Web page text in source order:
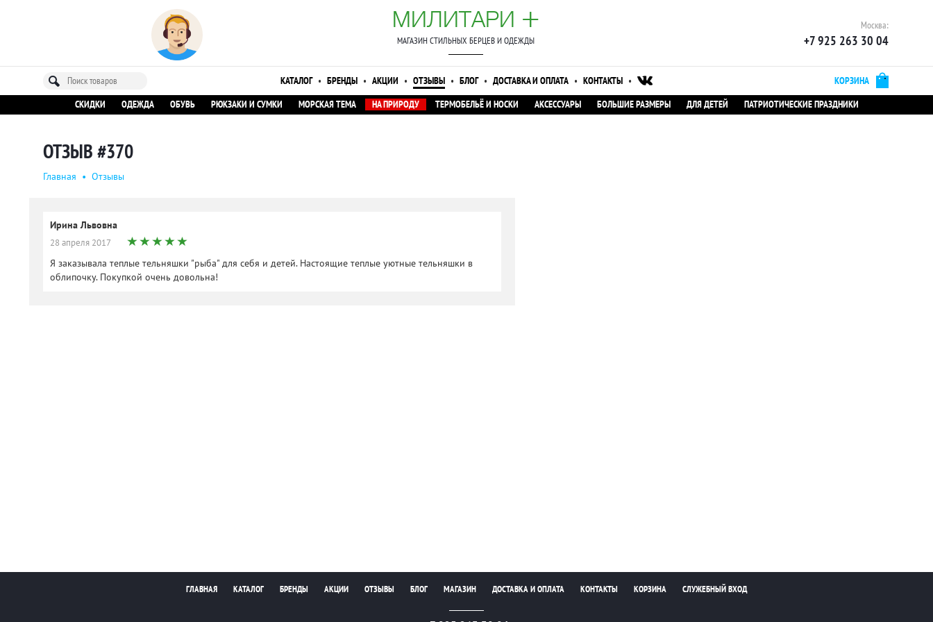
МИЛИТАРИ +
МАГАЗИН СТИЛЬНЫХ БЕРЦЕВ И ОДЕЖДЫ
Москва:
+7 925 263 30 04
КАТАЛОГ • БРЕНДЫ • АКЦИИ • ОТЗЫВЫ • БЛОГ • ДОСТАВКА И ОПЛАТА • КОНТАКТЫ •
КОРЗИНА
СКИДКИ
ОДЕЖДА ОБУВЬ РЮКЗАКИ И СУМКИ МОРСКАЯ ТЕМА НА ПРИРОДУ ТЕРМОБЕЛЬЁ И НОСКИ АКСЕССУАРЫ БОЛЬШИЕ РАЗМЕРЫ ДЛЯ ДЕТЕЙ ПАТРИОТИЧЕСКИЕ ПРАЗДНИКИ
ОТЗЫВ #370
Главная • Oтзывы
Ирина Львовна
28 апреля 2017
Я заказывала теплые тельняшки "рыба" для себя и детей. Настоящие теплые уютные тельняшки в
облипочку. Покупкой очень довольна!
ГЛАВНАЯ КАТАЛОГ БРЕНДЫ АКЦИИ ОТЗЫВЫ БЛОГ МАГАЗИН ДОСТАВКА И ОПЛАТА КОНТАКТЫ КОРЗИНА СЛУЖЕБНЫЙ ВХОД